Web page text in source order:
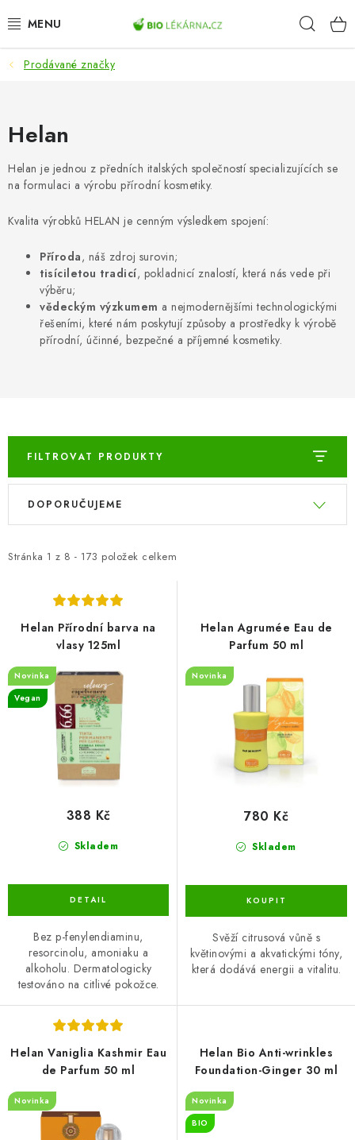
na
AKCE
SPORT
PŘÍSTROJE
ZDRAVOTNÍ OKRUHY
Moje objednávka
Mapa serveru
Prodávané značky
Helan
Helan je jednou z předních italských společností specializujících se
na formulaci a výrobu přírodní kosmetiky.
Kvalita výrobků HELAN je cenným výsledkem spojení:
Příroda, náš zdroj surovin;
tisíciletou tradicí, pokladnicí znalostí, která nás vede při
výběru;
vědeckým výzkumem a nejmodernějšími technologickými
řešeními, které nám poskytují způsoby a prostředky k výrobě
přírodní, účinné, bezpečné a příjemné kosmetiky.
FILTROVAT PRODUKTY
V
i
d
u
k
Stránka 1 z 8 - 173 položek celkem
Ř
e
o
d
u
DOPORUČUJEME
Helan Přírodní barva na
vlasy 125ml
Novinka
Vegan
Skladem
388 Kč
Bez p-fenylendiaminu,
resorcinolu, amoniaku a
alkoholu. Dermatologicky
testováno na citlivé pokožce.
Helan Agrumée Eau de
Parfum 50 ml
Novinka
Skladem
780 Kč
Svěží citrusová vůně s
květinovými a akvatickými tóny,
která dodává energii a vitalitu.
Helan Vaniglia Kashmir Eau
de Parfum 50 ml
Novinka
Helan Bio Anti-wrinkles
Foundation-Ginger 30 ml
Novinka
BIO